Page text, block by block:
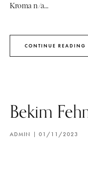
Kroma n/a...
CONTINUE READING
Bekim
ADMIN 01/11/2023